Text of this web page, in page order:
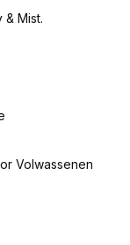
& Mist.
Volwassenen